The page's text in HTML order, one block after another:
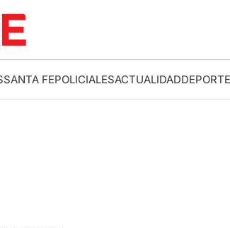
SANTA FEPOLICIALESACTUALIDAD